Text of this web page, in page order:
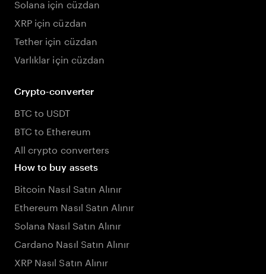
Solana için cüzdan
XRP için cüzdan
Tether için cüzdan
Varlıklar için cüzdan
Crypto-converter
BTC to USDT
BTC to Ethereum
All crypto converters
How to buy assets
Bitcoin Nasıl Satın Alınır
Ethereum Nasıl Satın Alınır
Solana Nasıl Satın Alınır
Cardano Nasıl Satın Alınır
XRP Nasıl Satın Alınır